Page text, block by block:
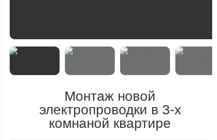
Монтаж новой
электропроводки в 3-х
комнаной квартире